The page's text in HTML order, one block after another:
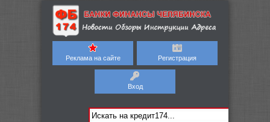
Реклама на сайте Регистрация
Вход